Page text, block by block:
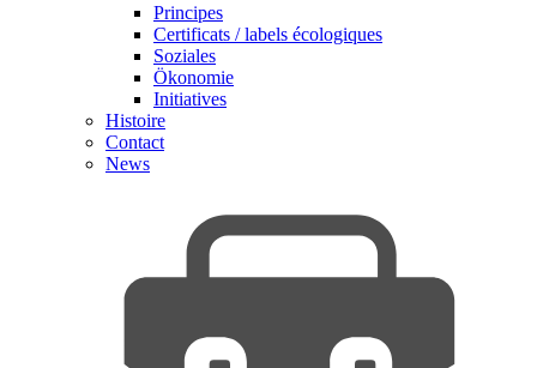
Principes
Certificats / labels écologiques
Soziales
Ökonomie
Initiatives
Histoire
Contact
News